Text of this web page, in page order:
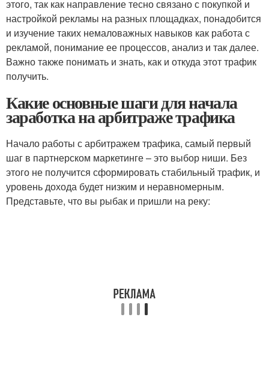
этого, так как направление тесно связано с покупкой и
настройкой рекламы на разных площадках, понадобится
и изучение таких немаловажных навыков как работа с
рекламой, понимание ее процессов, анализ и так далее.
Важно также понимать и знать, как и откуда этот трафик
получить.
Какие основные шаги для начала
заработка на арбитраже трафика
Начало работы с арбитражем трафика, самый первый
шаг в партнерском маркетинге – это выбор ниши. Без
этого не получится сформировать стабильный трафик, и
уровень дохода будет низким и неравномерным.
Представьте, что вы рыбак и пришли на реку: